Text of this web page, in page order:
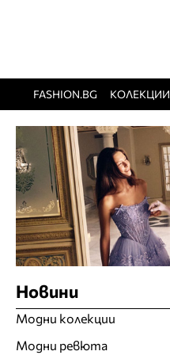
FASHION.BG КОЛЕКЦИИ
Новини
Модни колекции
Модни ревюта